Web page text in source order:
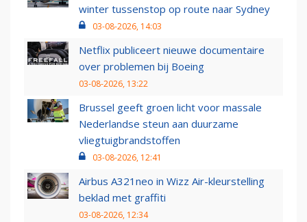
winter tussenstop op route naar Sydney
03-08-2026, 14:03
Netflix publiceert nieuwe documentaire
over problemen bij Boeing
03-08-2026, 13:22
Brussel geeft groen licht voor massale
Nederlandse steun aan duurzame
vliegtuigbrandstoffen
03-08-2026, 12:41
Airbus A321neo in Wizz Air-kleurstelling
beklad met graffiti
03-08-2026, 12:34